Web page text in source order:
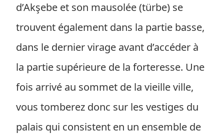
d’Akşebe et son mausolée (türbe) se
trouvent également dans la partie basse,
dans le dernier virage avant d’accéder à
la partie supérieure de la forteresse. Une
fois arrivé au sommet de la vieille ville,
vous tomberez donc sur les vestiges du
palais qui consistent en un ensemble de